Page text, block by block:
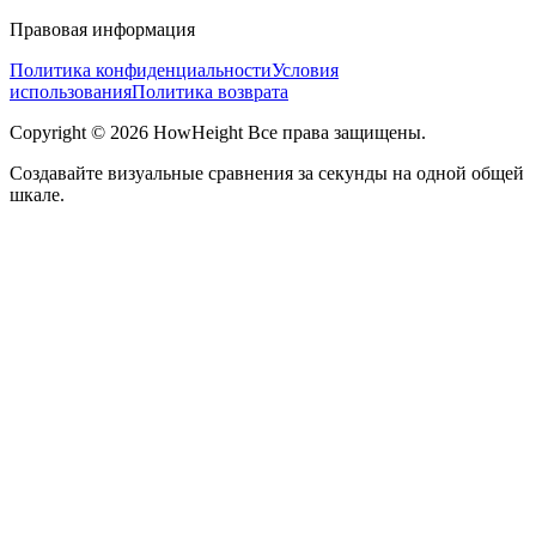
Правовая информация
Политика конфиденциальностиУсловия
использованияПолитика возврата
Copyright © 2026 HowHeight Все права защищены.
Создавайте визуальные сравнения за секунды на одной общей
шкале.